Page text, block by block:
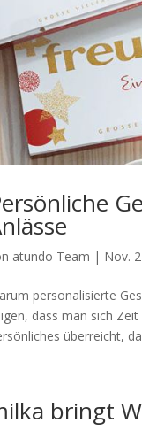
atundo Team | Nov.
personalisierte
dass man sich
überreicht,
bringt